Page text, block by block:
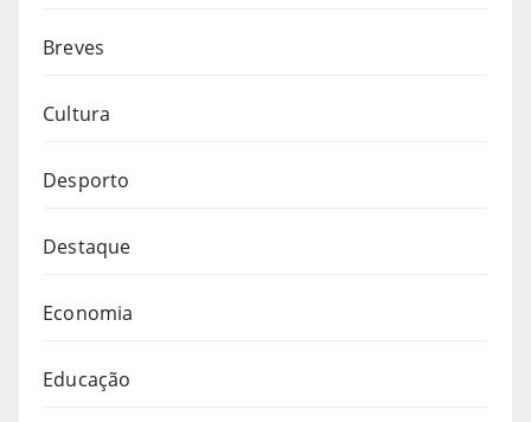
Breves
Cultura
Desporto
Destaque
Economia
Educação